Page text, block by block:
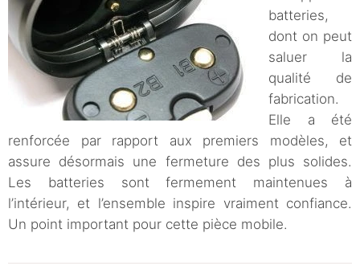
batteries,
dont on peut
saluer la
qualité de
fabrication.
Elle a été
renforcée par rapport aux premiers modèles, et
assure désormais une fermeture des plus solides.
Les batteries sont fermement maintenues à
l’intérieur, et l’ensemble inspire vraiment confiance.
Un point important pour cette pièce mobile.